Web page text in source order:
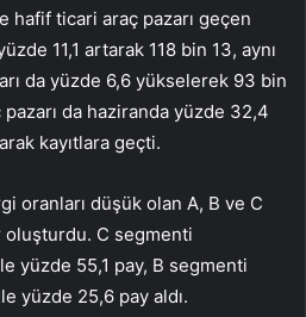
hafif ticari araç pazarı geçen
11,1 artarak 118 bin 13, aynı
da yüzde 6,6 yükselerek 93 bin
da haziranda yüzde 32,4
kayıtlara geçti.
oranları düşük olan A, B ve C
C segmenti
yüzde 55,1 pay, B segmenti
yüzde 25,6 pay aldı.